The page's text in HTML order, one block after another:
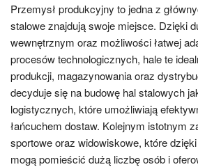
Przemysł produkcyjny to jedna z
stalowe znajdują swoje miejsce. Dzięki
wewnętrznym oraz możliwości łatwej
procesów technologicznych, hale te
produkcji, magazynowania oraz
decyduje się na budowę hal stalowych
logistycznych, które umożliwiają
łańcuchem dostaw. Kolejnym istotnym
sportowe oraz widowiskowe, które
mogą pomieścić dużą liczbę osób i